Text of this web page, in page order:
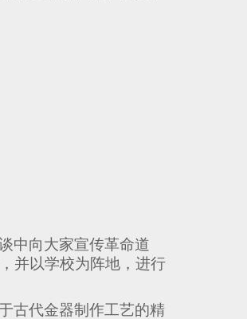
中向大家宣传革命道
并以学校为阵地，进行
古代金器制作工艺的精